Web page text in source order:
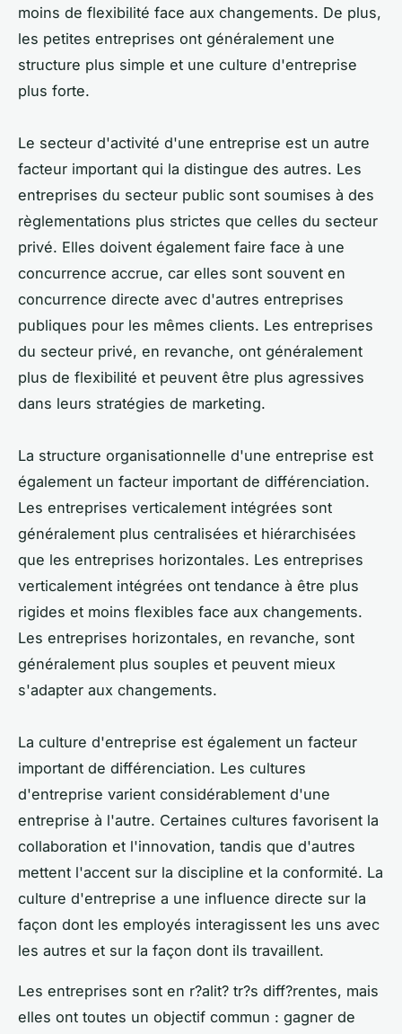
moins de flexibilité face aux changements. De plus,
les petites entreprises ont généralement une
structure plus simple et une culture d'entreprise
plus forte.
Le secteur d'activité d'une entreprise est un autre
facteur important qui la distingue des autres. Les
entreprises du secteur public sont soumises à des
règlementations plus strictes que celles du secteur
privé. Elles doivent également faire face à une
concurrence accrue, car elles sont souvent en
concurrence directe avec d'autres entreprises
publiques pour les mêmes clients. Les entreprises
du secteur privé, en revanche, ont généralement
plus de flexibilité et peuvent être plus agressives
dans leurs stratégies de marketing.
La structure organisationnelle d'une entreprise est
également un facteur important de différenciation.
Les entreprises verticalement intégrées sont
généralement plus centralisées et hiérarchisées
que les entreprises horizontales. Les entreprises
verticalement intégrées ont tendance à être plus
rigides et moins flexibles face aux changements.
Les entreprises horizontales, en revanche, sont
généralement plus souples et peuvent mieux
s'adapter aux changements.
La culture d'entreprise est également un facteur
important de différenciation. Les cultures
d'entreprise varient considérablement d'une
entreprise à l'autre. Certaines cultures favorisent la
collaboration et l'innovation, tandis que d'autres
mettent l'accent sur la discipline et la conformité. La
culture d'entreprise a une influence directe sur la
façon dont les employés interagissent les uns avec
les autres et sur la façon dont ils travaillent.
Les entreprises sont en r?alit? tr?s diff?rentes, mais
elles ont toutes un objectif commun : gagner de